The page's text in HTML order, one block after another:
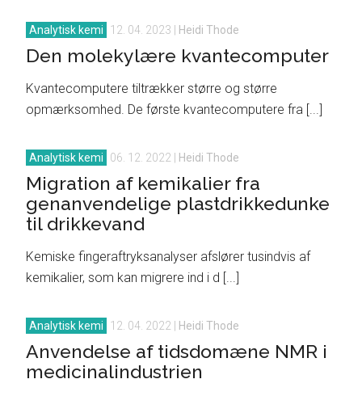
Analytisk kemi 12. 04. 2023 Heidi Thode
Den molekylære kvantecomputer
Kvantecomputere tiltrækker større og større
opmærksomhed. De første kvantecomputere fra [...]
Analytisk kemi 06. 12. 2022 Heidi Thode
Migration af kemikalier fra
genanvendelige plastdrikkedunke
til drikkevand
Kemiske fingeraftryksanalyser afslører tusindvis af
kemikalier, som kan migrere ind i d [...]
Analytisk kemi 12. 04. 2022 Heidi Thode
Anvendelse af tidsdomæne NMR i
medicinalindustrien